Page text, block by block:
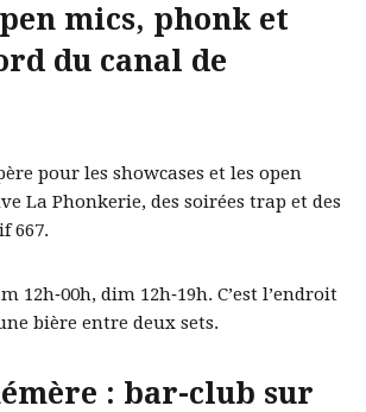
mics, phonk et
du canal de
pour les showcases et les open
La Phonkerie, des soirées trap et des
667.
12h‑00h, dim 12h‑19h. C’est l’endroit
bière entre deux sets.
: bar-club sur